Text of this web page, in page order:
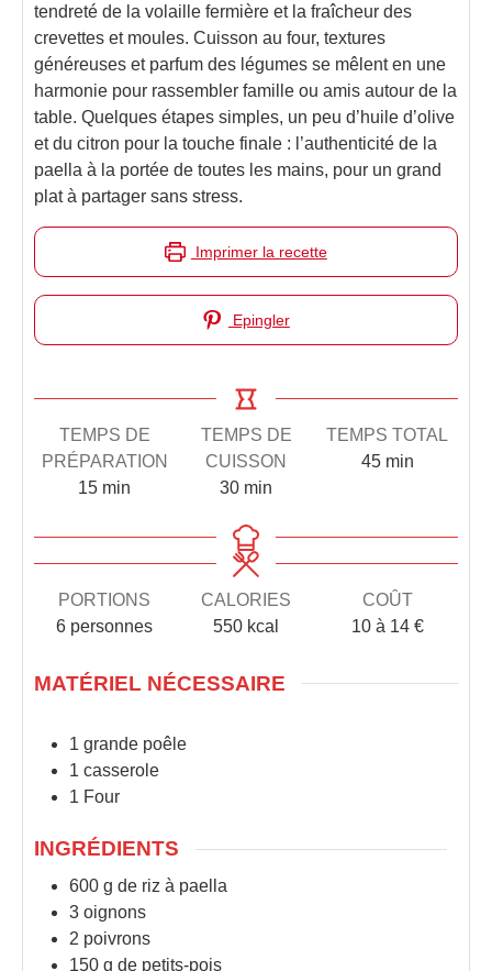
tendreté de la volaille fermière et la fraîcheur des
crevettes et moules. Cuisson au four, textures
généreuses et parfum des légumes se mêlent en une
harmonie pour rassembler famille ou amis autour de la
table. Quelques étapes simples, un peu d’huile d’olive
et du citron pour la touche finale : l’authenticité de la
paella à la portée de toutes les mains, pour un grand
plat à partager sans stress.
Imprimer la recette
Epingler
TEMPS DE
PRÉPARATION
15minutes
min
TEMPS DE
CUISSON
30minutes
min
TEMPS TOTAL
45minutes
min
PORTIONS
6 personnes
CALORIES
550 kcal
COÛT
10 à 14 €
MATÉRIEL NÉCESSAIRE
1 grande poêle
1 casserole
1 Four
INGRÉDIENTS
600 g de riz à paella
3 oignons
2 poivrons
150 g de petits-pois